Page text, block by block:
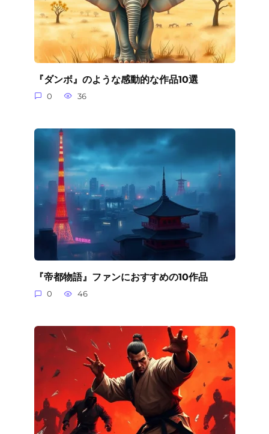
『ダンボ』のような感動的な作品10選
0 36
『帝都物語』ファンにおすすめの10作品
0 46